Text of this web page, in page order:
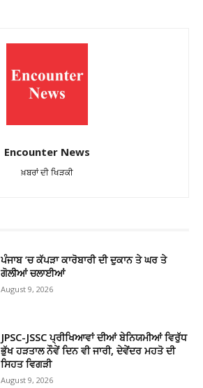
Encounter News
ਖ਼ਬਰਾਂ ਦੀ ਖਿੜਕੀ
ਪੰਜਾਬ ’ਚ ਕੱਪੜਾ ਕਾਰੋਬਾਰੀ ਦੀ ਦੁਕਾਨ ਤੇ ਘਰ ਤੇ
ਗੋਲੀਆਂ ਚਲਾਈਆਂ
August 9, 2026
JPSC-JSSC ਪ੍ਰੀਖਿਆਵਾਂ ਦੀਆਂ ਬੇਨਿਯਮੀਆਂ ਵਿਰੁੱਧ
ਭੁੱਖ ਹੜਤਾਲ ਨੌਵੇਂ ਦਿਨ ਵੀ ਜਾਰੀ, ਦੇਵੇਂਦਰ ਮਹਤੋ ਦੀ
ਸਿਹਤ ਵਿਗੜੀ
August 9, 2026